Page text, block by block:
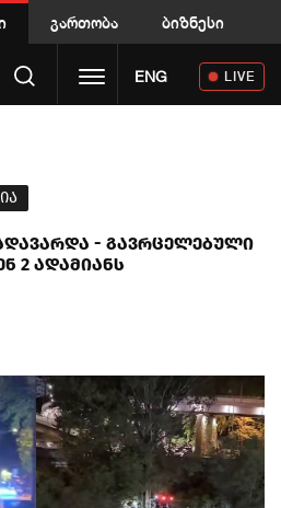
გართობა ბიზნესი
Toggle navigation
ENG LIVE
- გავრცელებული
2 ადამიანს